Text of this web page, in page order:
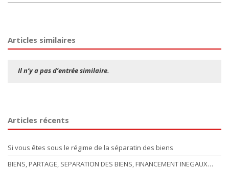
Articles similaires
Il n’y a pas d’entrée similaire.
Articles récents
Si vous êtes sous le régime de la séparatin des biens
BIENS, PARTAGE, SEPARATION DES BIENS, FINANCEMENT INEGAUX…